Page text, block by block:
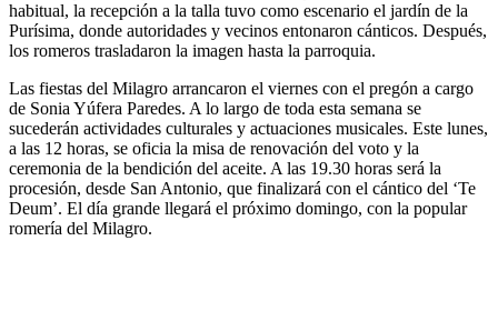
habitual, la recepción a la talla tuvo como escenario el jardín de la
Purísima, donde autoridades y vecinos entonaron cánticos. Después,
los romeros trasladaron la imagen hasta la parroquia.
Las fiestas del Milagro arrancaron el viernes con el pregón a cargo
de Sonia Yúfera Paredes. A lo largo de toda esta semana se
sucederán actividades culturales y actuaciones musicales. Este lunes,
a las 12 horas, se oficia la misa de renovación del voto y la
ceremonia de la bendición del aceite. A las 19.30 horas será la
procesión, desde San Antonio, que finalizará con el cántico del ‘Te
Deum’. El día grande llegará el próximo domingo, con la popular
romería del Milagro.